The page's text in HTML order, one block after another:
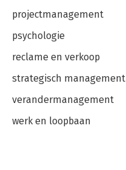
projectmanagement
psychologie
reclame en verkoop
strategisch management
verandermanagement
werk en loopbaan